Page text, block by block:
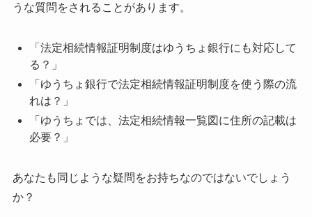
うな質問をされることがあります。
「法定相続情報証明制度はゆうちょ銀行にも対応して
る？」
「ゆうちょ銀行で法定相続情報証明制度を使う際の流
れは？」
「ゆうちょでは、法定相続情報一覧図に住所の記載は
必要？」
あなたも同じような疑問をお持ちなのではないでしょう
か？